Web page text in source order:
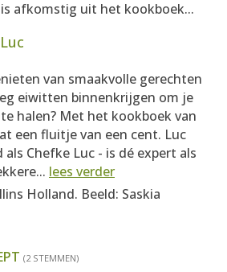
afkomstig uit het kookboek...
van smaakvolle gerechten
eiwitten binnenkrijgen om je
halen? Met het kookboek van
een fluitje van een cent. Luc
Chefke Luc - is dé expert als
lees verder
Holland. Beeld: Saskia
(2 STEMMEN)